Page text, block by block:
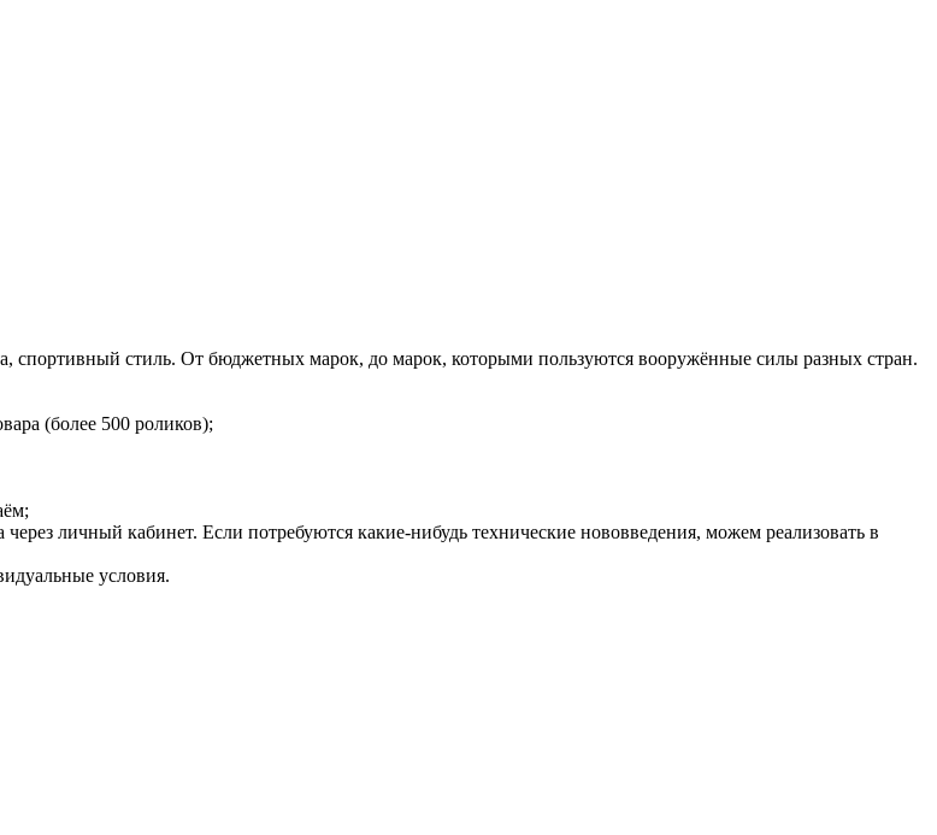
спортивный стиль. От бюджетных марок, до марок, которыми пользуются вооружённые силы разных стран.
(более 500 роликов);
личный кабинет. Если потребуются какие-нибудь технические нововведения, можем реализовать в
условия.